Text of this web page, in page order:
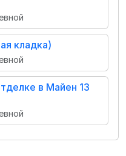
кладка)
в Майен 13